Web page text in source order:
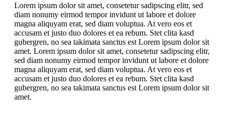
Lorem ipsum dolor sit amet, consetetur sadipscing elitr, sed
diam nonumy eirmod tempor invidunt ut labore et dolore
magna aliquyam erat, sed diam voluptua. At vero eos et
accusam et justo duo dolores et ea rebum. Stet clita kasd
gubergren, no sea takimata sanctus est Lorem ipsum dolor sit
amet. Lorem ipsum dolor sit amet, consetetur sadipscing elitr,
sed diam nonumy eirmod tempor invidunt ut labore et dolore
magna aliquyam erat, sed diam voluptua. At vero eos et
accusam et justo duo dolores et ea rebum. Stet clita kasd
gubergren, no sea takimata sanctus est Lorem ipsum dolor sit
amet.